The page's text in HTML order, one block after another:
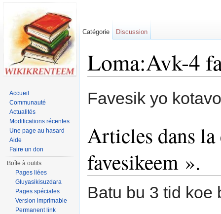
Loma:Avk-4
Favesik yo
Articles dans
favesikeem ».
Batu bu 3 tid koe
Catégorie Discussion
Accueil
Communauté
Actualités
Modifications récentes
Une page au hasard
Aide
Faire un don
Boîte à outils
Pages liées
Gluyasikisuzdara
Pages spéciales
Version imprimable
Permanent link